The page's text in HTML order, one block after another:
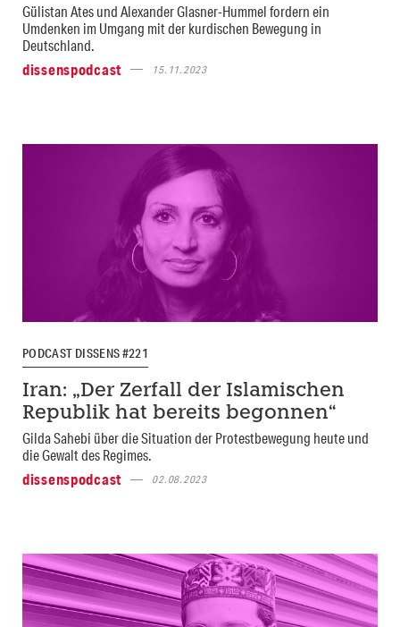
Gülistan Ates und Alexander Glasner-Hummel fordern ein
Umdenken im Umgang mit der kurdischen Bewegung in
Deutschland.
dissenspodcast
15.11.2023
PODCAST DISSENS #221
Iran: „Der Zerfall der Islamischen
Republik hat bereits begonnen“
Gilda Sahebi über die Situation der Protestbewegung heute und
die Gewalt des Regimes.
dissenspodcast
02.08.2023